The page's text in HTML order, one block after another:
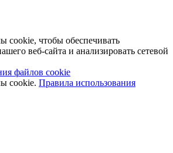
cookie, чтобы обеспечивать
веб-сайта и анализировать сетевой
файлов cookie
cookie. Правила использования